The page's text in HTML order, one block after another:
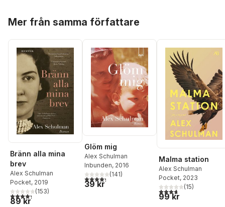
Mer från samma författare
Bränn alla mina
brev
Alex Schulman
Pocket, 2019
4,3utav 5 stjärnor. Totalt antal röster:
(153)
89 kr
Glöm mig
Alex Schulman
Inbunden, 2016
4,3utav 5 stjärnor. Totalt antal röster:
(141)
39 kr
Malma station
Alex Schulman
Pocket, 2023
3,7utav 5 stjärnor.
(15)
99 kr